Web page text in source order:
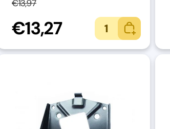
€13,97
€13,27 1